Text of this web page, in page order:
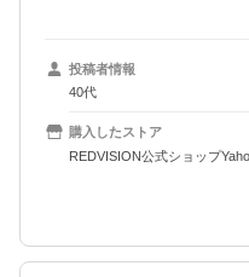
投稿者情報
40代
購入したストア
REDVISION公式ショップ